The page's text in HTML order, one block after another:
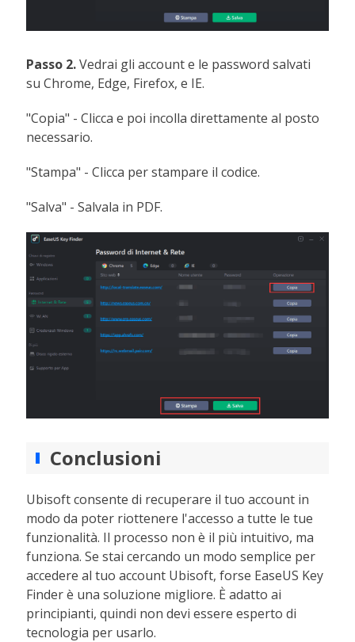
Passo 2.Vedrai gli account e le password salvati
su Chrome, Edge, Firefox, e IE.
"Copia" - Clicca e poi incolla direttamente al posto
necessario.
"Stampa" - Clicca per stampare il codice.
"Salva" - Salvala in PDF.
Conclusioni
Ubisoft consente di recuperare il tuo account in
modo da poter riottenere l'accesso a tutte le tue
funzionalità. Il processo non è il più intuitivo, ma
funziona. Se stai cercando un modo semplice per
accedere al tuo account Ubisoft, forse EaseUS Key
Finder è una soluzione migliore. È adatto ai
principianti, quindi non devi essere esperto di
tecnologia per usarlo.